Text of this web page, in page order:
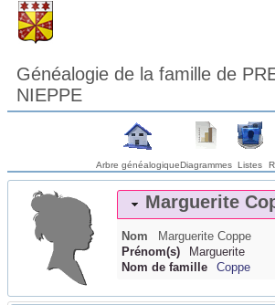
Généalogie de la famille de
NIEPPE
Arbre généalogiqueDiagrammes Listes
Marguerite
Nom Marguerite Coppe
Prénom(s)
Marguerite
Nom de famille
Coppe